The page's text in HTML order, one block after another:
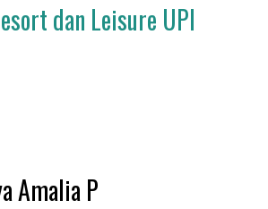
dan Leisure UPI
Amalia P